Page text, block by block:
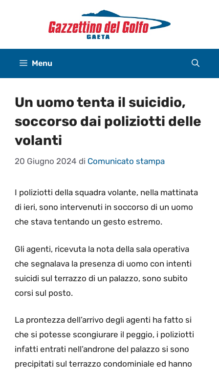
Menu
Un uomo tenta il suicidio,
soccorso dai poliziotti delle
volanti
20 Giugno 2024 di Comunicato stampa
I poliziotti della squadra volante, nella mattinata
di ieri, sono intervenuti in soccorso di un uomo
che stava tentando un gesto estremo.
Gli agenti, ricevuta la nota della sala operativa
che segnalava la presenza di uomo con intenti
suicidi sul terrazzo di un palazzo, sono subito
corsi sul posto.
La prontezza dell’arrivo degli agenti ha fatto si
che si potesse scongiurare il peggio, i poliziotti
infatti entrati nell’androne del palazzo si sono
precipitati sul terrazzo condominiale ed hanno